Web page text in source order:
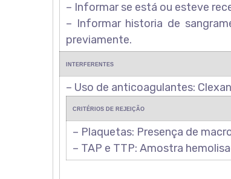
– Informar se está ou esteve
– Informar historia de
previamente.
INTERFERENTES
– Uso de anticoagulantes:
CRITÉRIOS DE REJEIÇÃO
– Plaquetas: Presença de
– TAP e TTP: Amostra